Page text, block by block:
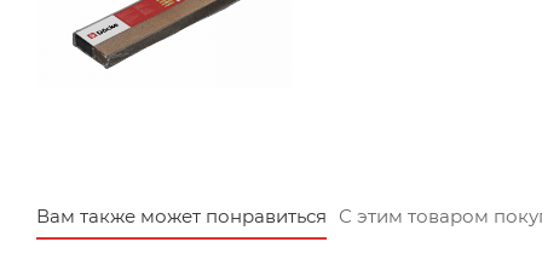
Вам также может понравиться С этим товаром